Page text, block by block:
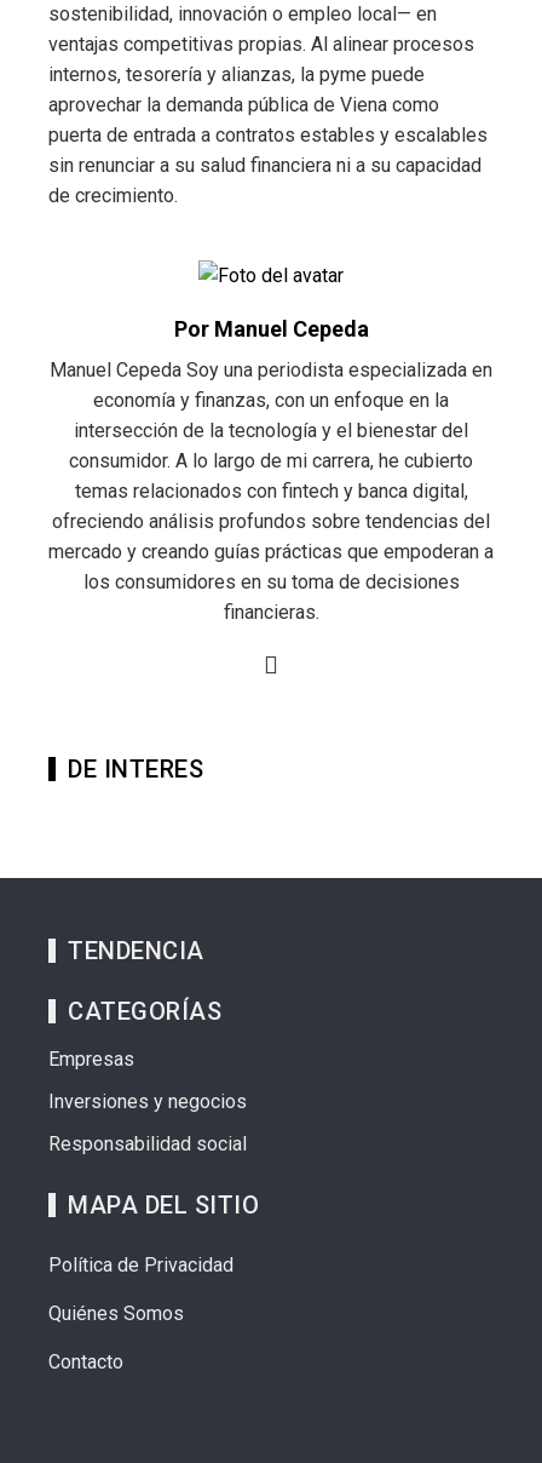
sostenibilidad, innovación o empleo local— en
ventajas competitivas propias. Al alinear procesos
internos, tesorería y alianzas, la pyme puede
aprovechar la demanda pública de Viena como
puerta de entrada a contratos estables y escalables
sin renunciar a su salud financiera ni a su capacidad
de crecimiento.
Por Manuel Cepeda
Manuel Cepeda Soy una periodista especializada en
economía y finanzas, con un enfoque en la
intersección de la tecnología y el bienestar del
consumidor. A lo largo de mi carrera, he cubierto
temas relacionados con fintech y banca digital,
ofreciendo análisis profundos sobre tendencias del
mercado y creando guías prácticas que empoderan a
los consumidores en su toma de decisiones
financieras.
DE INTERES
TENDENCIA
CATEGORÍAS
Empresas
Inversiones y negocios
Responsabilidad social
MAPA DEL SITIO
Política de Privacidad
Quiénes Somos
Contacto